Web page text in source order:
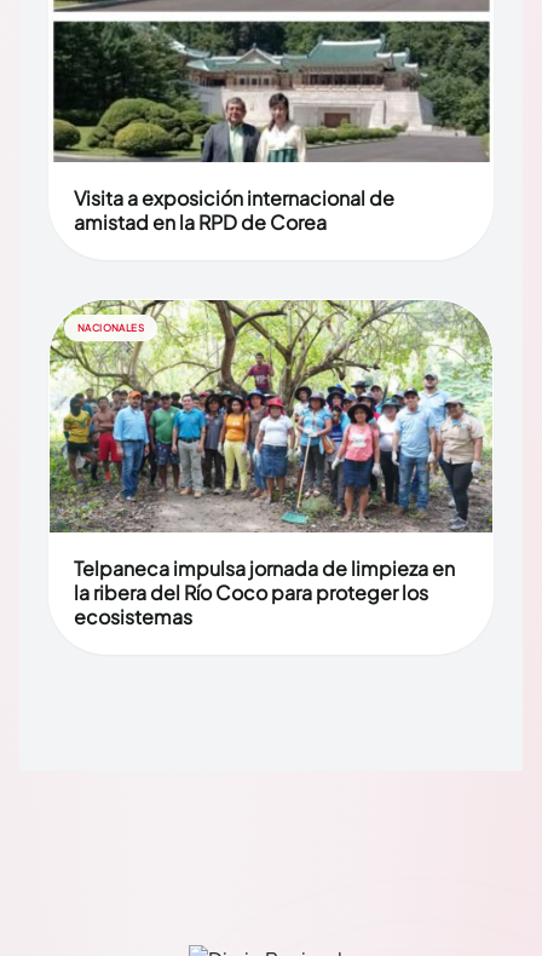
Visita a exposición internacional de
amistad en la RPD de Corea
NACIONALES
Telpaneca impulsa jornada de limpieza en
la ribera del Río Coco para proteger los
ecosistemas